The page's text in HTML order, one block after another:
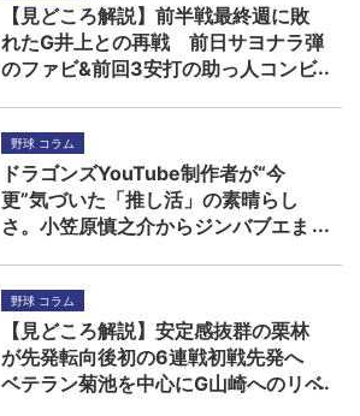
【見どころ解説】前半戦最終週に敗
れたG井上との再戦 前日サヨナラ弾
のファビ&前回3安打の助っ人コンビ
野球 コラム
ドラゴンズYouTube制作者が“今
更”気づいた「推し活」の素晴らし
さ。小笠原慎之介からジンバブエま
野球 コラム
【見どころ解説】安定感抜群の栗林
が先発転向後初の6連戦初戦先発へ
ベテラン菊池を中心にG山崎へのリベ